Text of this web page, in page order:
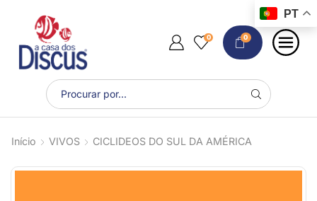
0 0
Início VIVOS CICLIDEOS DO SUL DA AMÉRICA
PT